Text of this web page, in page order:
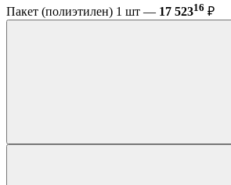
Пакет (полиэтилен) 1 шт — 17 52316 ₽